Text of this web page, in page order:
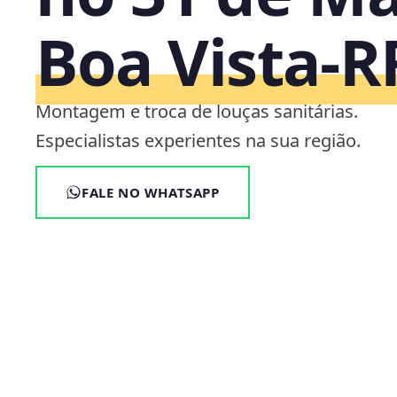
Boa
Montagem e troca de louças sanitárias.
Especialistas experientes na sua região.
FALE NO WHATSAPP